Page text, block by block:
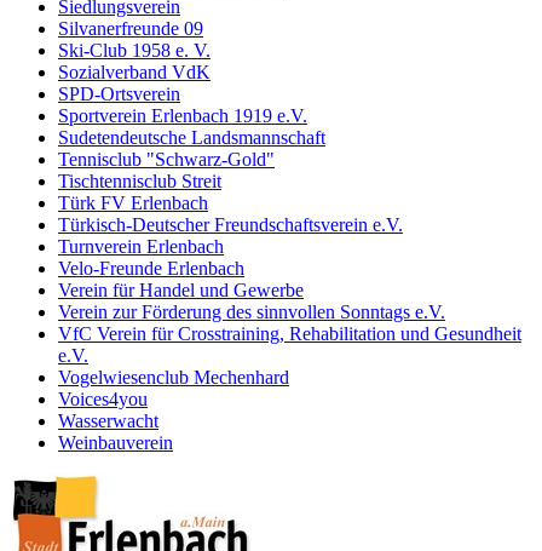
Siedlungsverein
Silvanerfreunde 09
Ski-Club 1958 e. V.
Sozialverband VdK
SPD-Ortsverein
Sportverein Erlenbach 1919 e.V.
Sudetendeutsche Landsmannschaft
Tennisclub "Schwarz-Gold"
Tischtennisclub Streit
Türk FV Erlenbach
Türkisch-Deutscher Freundschaftsverein e.V.
Turnverein Erlenbach
Velo-Freunde Erlenbach
Verein für Handel und Gewerbe
Verein zur Förderung des sinnvollen Sonntags e.V.
VfC Verein für Crosstraining, Rehabilitation und Gesundheit
e.V.
Vogelwiesenclub Mechenhard
Voices4you
Wasserwacht
Weinbauverein